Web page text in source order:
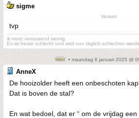
sigme
Veraan
tvp
ik moet verrassend weinig
Es ist heute schlecht und wird nun täglich schlechter
• maandag 6 januari 2025 @
AnneX
De hooizolder heeft een onbeschoten
Dat is boven de stal?
En wat bedoel, dat er “ om de vrijdag